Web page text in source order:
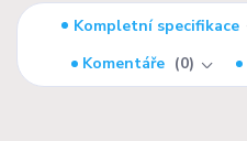
Kompletní specifikace
Komentáře
0